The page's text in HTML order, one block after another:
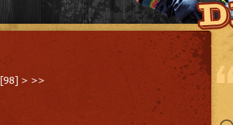
[98] > >>